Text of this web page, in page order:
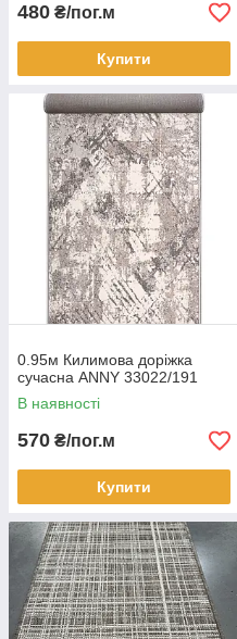
480 ₴/пог.м
Купити
0.95м Килимова доріжка
сучасна ANNY 33022/191
В наявності
570 ₴/пог.м
Купити